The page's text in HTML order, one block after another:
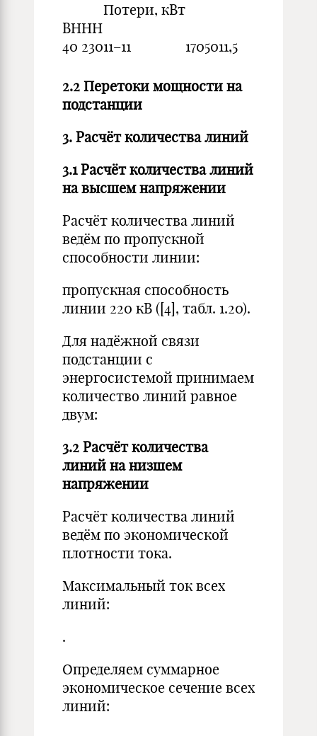
Потери, кВт
ВННН
40 23011–11 1705011,5
2.2 Перетоки мощности на
подстанции
3. Расчёт количества линий
3.1 Расчёт количества линий
на высшем напряжении
Расчёт количества линий
ведём по пропускной
способности линии:
пропускная способность
линии 220 кВ ([4], табл. 1.20).
Для надёжной связи
подстанции с
энергосистемой принимаем
количество линий равное
двум:
3.2 Расчёт количества
линий на низшем
напряжении
Расчёт количества линий
ведём по экономической
плотности тока.
Максимальный ток всех
линий:
.
Определяем суммарное
экономическое сечение всех
линий: